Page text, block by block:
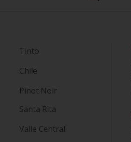
Tinto
Chile
Pinot Noir
Santa Rita
Valle Central